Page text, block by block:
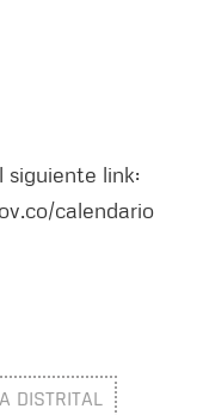
siguiente link:
calendario
DISTRITAL